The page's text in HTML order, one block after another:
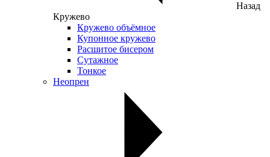
Назад
Кружево
Кружево объёмное
Купонное кружево
Расшитое бисером
Сутажное
Тонкое
Неопрен